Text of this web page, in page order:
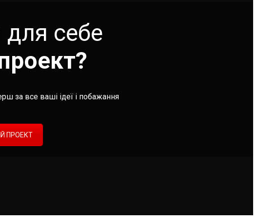
себе
за все ваші ідеї і побажання
ПРОЕКТ